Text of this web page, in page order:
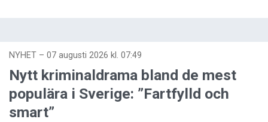
NYHET – 07 augusti 2026 kl. 07:49
Nytt kriminaldrama bland de mest
populära i Sverige: ”Fartfylld och
smart”